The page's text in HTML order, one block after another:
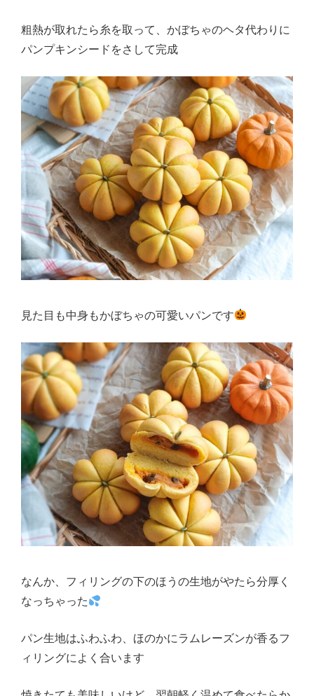
粗熱が取れたら糸を取って、かぼちゃのヘタ代わりに
パンプキンシードをさして完成
見た目も中身もかぼちゃの可愛いパンです
なんか、フィリングの下のほうの生地がやたら分厚く
なっちゃった
パン生地はふわふわ、ほのかにラムレーズンが香るフ
ィリングによく合います